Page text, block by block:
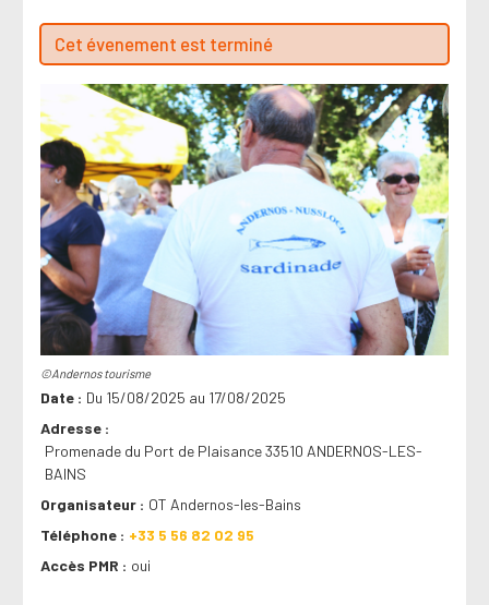
Cet évenement est terminé
©Andernos tourisme
Date
Du 15/08/2025 au 17/08/2025
Adresse
Promenade du Port de Plaisance 33510 ANDERNOS-LES-
BAINS
Organisateur
OT Andernos-les-Bains
Téléphone
+33 5 56 82 02 95
Accès PMR
oui